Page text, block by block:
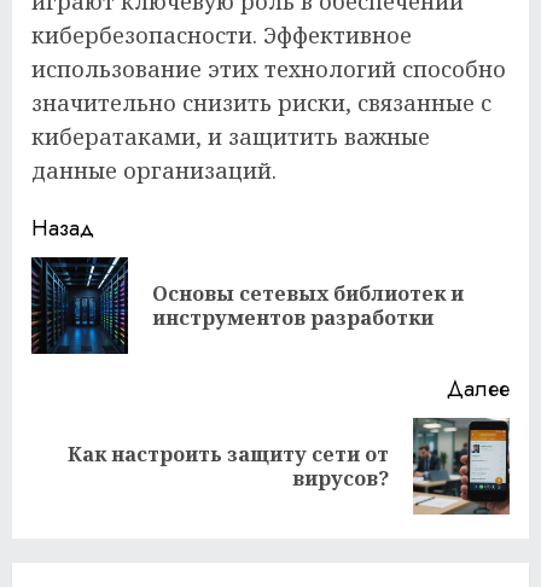
кибербезопасности. Эффективное
использование этих технологий способно
значительно снизить риски, связанные с
кибератаками, и защитить важные
данные организаций.
Продолжить
чтение
Назад
Основы сетевых библиотек и
инструментов разработки
Далее
Следующая
Как настроить защиту сети от
вирусов?